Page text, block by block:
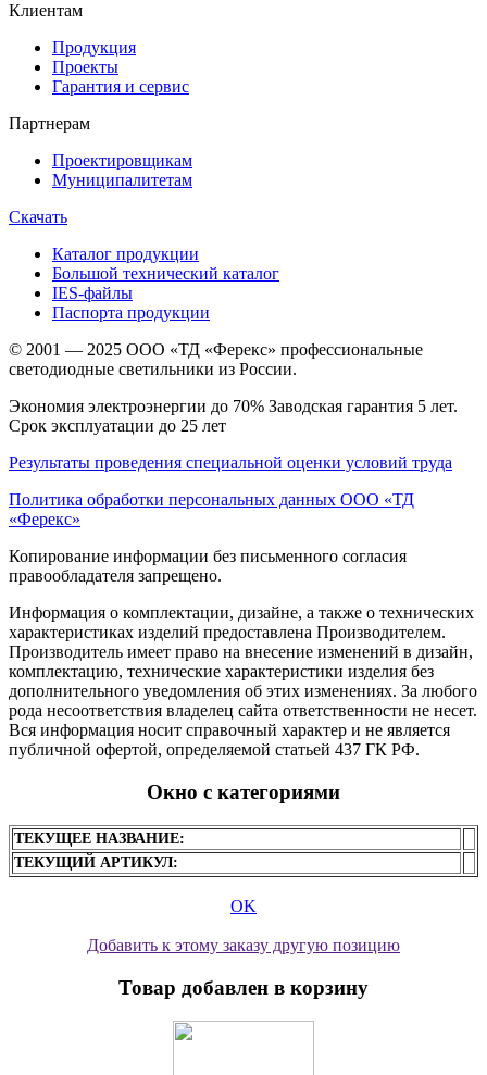
Клиентам
Продукция
Проекты
Гарантия и сервис
Партнерам
Проектировщикам
Муниципалитетам
Скачать
Каталог продукции
Большой технический каталог
IES-файлы
Паспорта продукции
© 2001 — 2025 ООО «ТД «Ферекс» профессиональные
светодиодные светильники из России.
Экономия электроэнергии до 70% Заводская гарантия 5 лет.
Срок эксплуатации до 25 лет
Результаты проведения специальной оценки условий труда
Политика обработки персональных данных ООО «ТД
«Ферекс»
Копирование информации без письменного согласия
правообладателя запрещено.
Информация о комплектации, дизайне, а также о технических
характеристиках изделий предоставлена Производителем.
Производитель имеет право на внесение изменений в дизайн,
комплектацию, технические характеристики изделия без
дополнительного уведомления об этих изменениях. За любого
рода несоответствия владелец сайта ответственности не несет.
Вся информация носит справочный характер и не является
публичной офертой, определяемой статьей 437 ГК РФ.
Окно с категориями
ТЕКУЩЕЕ НАЗВАНИЕ:
ТЕКУЩИЙ АРТИКУЛ:
OK
Добавить к этому заказу другую позицию
Товар добавлен в корзину